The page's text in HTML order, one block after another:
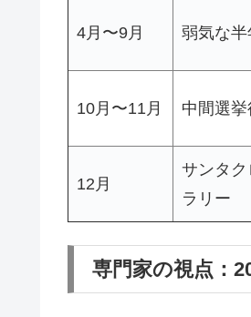
4月〜9月 弱気な半
10月〜11月 中間選
12月
サンタク
ラリー
専門家の視点：